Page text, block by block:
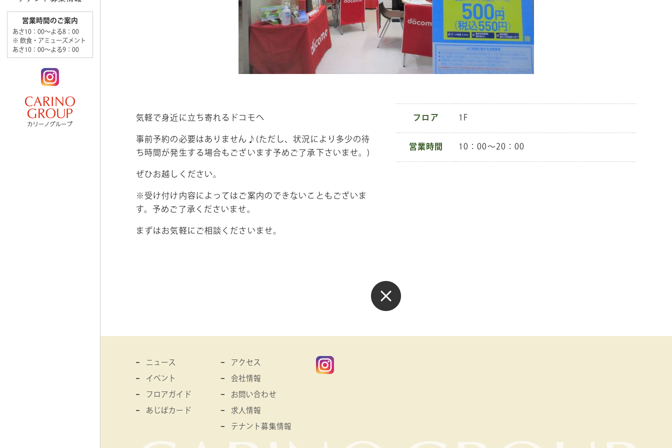
営業時間のご案内
あさ10：00～よる8：00
※ 飲食・アミューズメント
あさ10：00～よる9：00
気軽で身近に立ち寄れるドコモへ
事前予約の必要はありません♪(ただし、状況により多少の待
ち時間が発生する場合もございます予めご了承下さいませ。)
ぜひお越しください。
※受け付け内容によってはご案内のできないこともございま
す。予めご了承くださいませ。
まずはお気軽にご相談くださいませ。
フロア 1F
営業時間 10：00～20：00
ニュース
イベント
フロアガイド
あじぱカード
アクセス
会社情報
お問い合わせ
求人情報
テナント募集情報